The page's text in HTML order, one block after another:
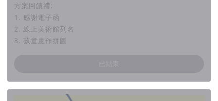
起，並協助產品出貨、寄送服務；計劃委託「貝殼放大股份有限
公司」負責行銷策劃。 （計畫客服信箱：
adhd.home88@gmail.com）
此專案的支持者，期間有任何問題也都可以寄信至客服信箱與我
們聯繫，再次感謝大家的支持。
方案回饋禮:
1. 感謝電子函
2. 線上美術館列名
3. 孩童畫作拼圖